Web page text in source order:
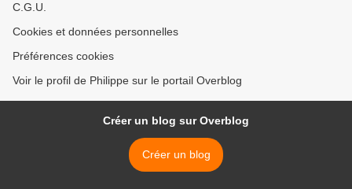
C.G.U.
Cookies et données personnelles
Préférences cookies
Voir le profil de Philippe sur le portail Overblog
Créer un blog sur Overblog
Créer un blog